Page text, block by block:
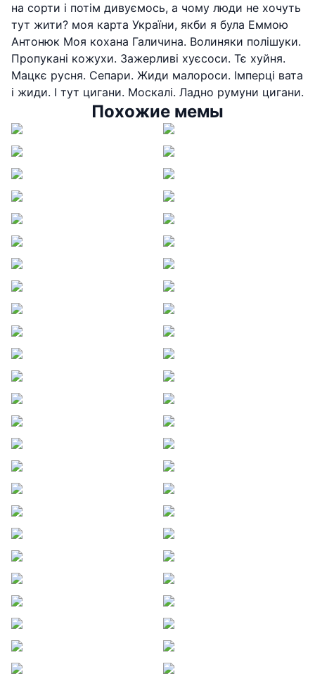
на сорти і потім дивуємось, а чому люди не хочуть
тут жити? моя карта України, якби я була Еммою
Антонюк Моя кохана Галичина. Волиняки полішуки.
Пропукані кожухи. Зажерливі хуєсоси. Тє хуйня.
Мацкє русня. Сепари. Жиди малороси. Імперці вата
і жиди. І тут цигани. Москалі. Ладно румуни цигани.
Похожие мемы